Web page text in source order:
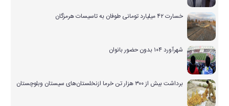
خسارت ۴۲ میلیارد تومانی طوفان به تاسیسات هرمزگان
شهرآورد ۱۰۴ بدون حضور بانوان
برداشت بیش از ۳۰۰ هزار تن خرما ازنخلستان‌های سیستان وبلوچستان